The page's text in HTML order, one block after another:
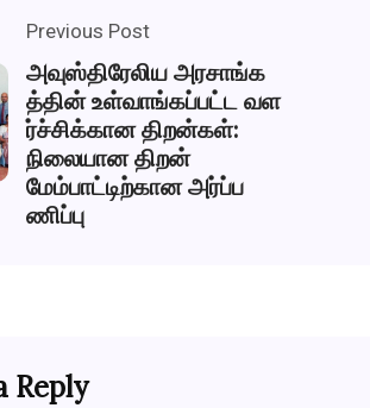
Previous Post
அவுஸ்திரேலிய அரசாங்க
த்தின் உள்வாங்கப்பட்ட வள
ர்ச்சிக்கான திறன்கள்:
நிலையான திறன்
மேம்பாட்டிற்கான அர்ப்ப
ணிப்பு
Reply